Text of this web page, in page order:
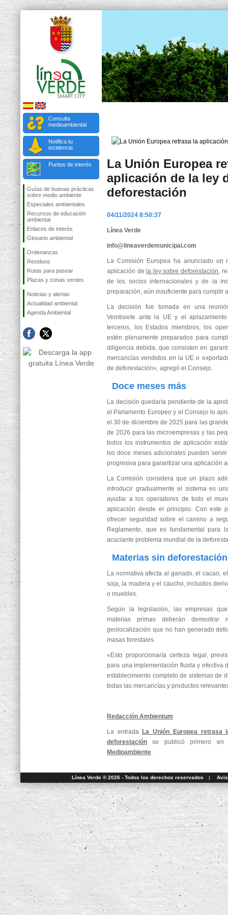
Consulta
medioambiental
Notifica tu
incidencia
Puntos de interés
Guías de buenas prácticas
sobre medio ambiente
Especiales ambientales
Recursos de educación
ambiental
Enlaces de interés
Glosario ambiental
Ordenanzas
Residuos
Rutas para pasear
Plazas y zonas verdes
Noticias y alertas
Actualidad ambiental
Agenda Ambiental
La Unión Europea
aplicación de la ley
deforestación
04/11/2024 8:50:37
Línea Verde
info@lineaverdemunicipal.com
La Comisión Europea ha anunciado
aplicación de la ley sobre deforestación,
de los socios internacionales y de la
preparación, aún insuficiente para cumplir
La decisión fue tomada en una
Veintisiete ante la UE y el
terceros, los Estados miembros, los
estén plenamente preparados para
diligencia debida, que consisten en
mercancías vendidos en la UE o
de deforestación», agregó el Consejo.
Doce meses más
La decisión quedaría pendiente de la
el Parlamento Europeo y el Consejo lo
el 30 de diciembre de 2025 para las
de 2026 para las microempresas y las
todos los instrumentos de aplicación
los doce meses adicionales pueden
progresiva para garantizar una aplicación
La Comisión considera que un plazo
introducir gradualmente el sistema es
ayudar a los operadores de todo el
aplicación desde el principio. Con este
ofrecer seguridad sobre el camino a
Reglamento, que es fundamental para
acuciante problema mundial de la
Materias sin deforestación
La normativa afecta al ganado, el cacao,
soja, la madera y el caucho, incluidos
o muebles.
Según la legislación, las empresas
materias primas deberán demostrar
geolocalización que no han generado
masas forestales.
«Esto proporcionaría certeza legal,
para una implementación fluida y efectiva
establecimiento completo de sistemas de
todas las mercancías y productos
Redacción Ambientum
La entrada La Unión Europea
deforestación se publicó primero
Medioambiente.
Línea Verde ® 2026 - Todos los derechos reservados |